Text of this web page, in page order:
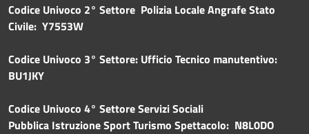
Codice Univoco 2° Settore Polizia Locale Angrafe Stato
Civile: Y7553W
Codice Univoco 3° Settore: Ufficio Tecnico manutentivo:
BU1JKY
Codice Univoco 4° Settore Servizi Sociali
Pubblica Istruzione Sport Turismo Spettacolo: N8L0DO